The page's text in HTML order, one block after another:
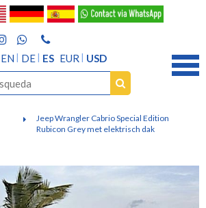
EN DE ES EUR USD
Jeep Wrangler Cabrio Special Edition
Rubicon Grey met elektrisch dak